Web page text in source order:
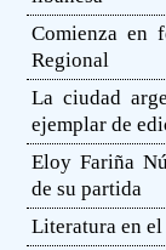
Comienza en
Regional
La ciudad
ejemplar de
Eloy Fariña
de su partida
Literatura en